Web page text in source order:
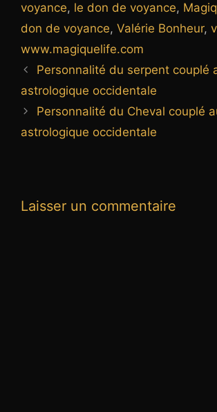
voyance, le don de voyance,
don de voyance, Valérie Bonheur,
www.magiquelife.com
Personnalité du serpent couplé
astrologique occidentale
Personnalité du Cheval couplé
astrologique occidentale
Laisser un commentaire